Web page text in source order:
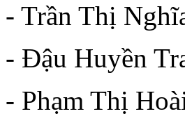
- Trần Thị
- Đậu Huyền
- Phạm Thị